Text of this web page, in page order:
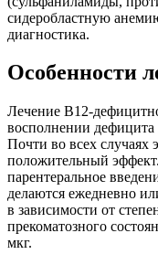
сидеробластную
диагностика.
Особенности
Лечение В12-
восполнении
Почти во всех случаях
положительный
парентеральное
делаются ежедневно
в зависимости от
прекоматозного
мкг.